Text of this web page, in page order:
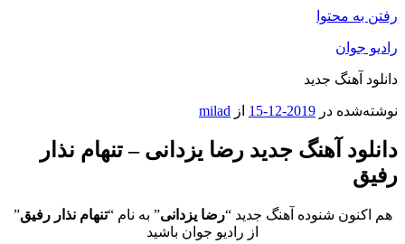
رفتن به محتوا
رادیو جوان
دانلود آهنگ جدید
نوشته‌شده در 2019-12-15 از milad
دانلود آهنگ جدید رضا یزدانی – تنهام نذار
رفیق
هم اکنون شنوده آهنگ جدید “رضا یزدانی” به نام “تنهام نذار رفیق”
از رادیو جوان باشید